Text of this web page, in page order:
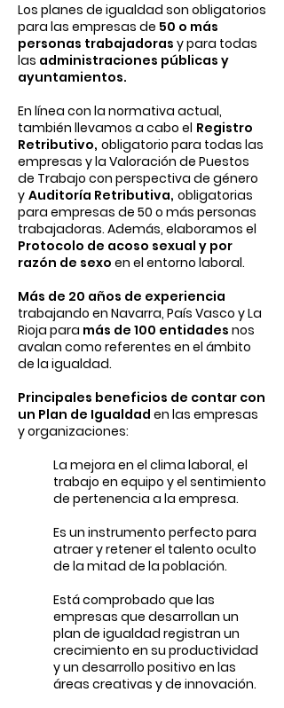
Los planes de igualdad son obligatorios
para las empresas de 50 o más
personas trabajadoras y para todas
las administraciones públicas y
ayuntamientos.
En línea con la normativa actual,
también llevamos a cabo el Registro
Retributivo, obligatorio para todas las
empresas y la Valoración de Puestos
de Trabajo con perspectiva de género
y Auditoría Retributiva, obligatorias
para empresas de 50 o más personas
trabajadoras. Además, elaboramos el
Protocolo de acoso sexual y por
razón de sexo en el entorno laboral.
Más de 20 años de experiencia
trabajando en Navarra, País Vasco y La
Rioja para más de 100 entidades nos
avalan como referentes en el ámbito
de la igualdad.
Principales beneficios de contar con
un Plan de Igualdad en las empresas
y organizaciones:
La mejora en el clima laboral, el
trabajo en equipo y el sentimiento
de pertenencia a la empresa.
Es un instrumento perfecto para
atraer y retener el talento oculto
de la mitad de la población.
Está comprobado que las
empresas que desarrollan un
plan de igualdad registran un
crecimiento en su productividad
y un desarrollo positivo en las
áreas creativas y de innovación.